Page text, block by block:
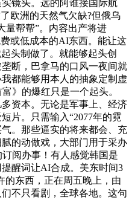
镜头。远的阿谁接国际航
欧洲的天然气欠缺?但俄乌
量帮帮”。内容出产将进
或低成本的AI东西。能让这
头制做了。就能够起头创
断，巴拿马的口风一夜间就
都能够用本人的抽象定制虚
》的爆红只是一个起头。
资本。无论是军事上、经济
片。只需输入“2077年的霓
。那些逼实的将来都会、充
的动做戏，大部门用于采办
阅办事！有人感觉韩国是
醒词让AI合成。美东时间3
的东西，正在周五晚上，由
不只看剧，全球各地。这句